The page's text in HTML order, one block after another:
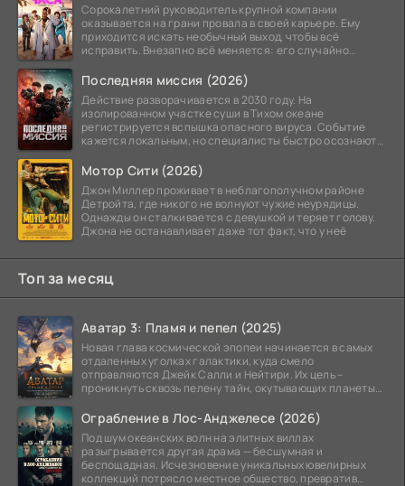
Сорокалетний руководитель крупной компании
оказывается на грани провала в своей карьере. Ему
приходится искать необычный выход, чтобы всё
исправить. Внезапно всё меняется: его случайно
Последняя миссия (2026)
Действие разворачивается в 2030 году. На
изолированном участке суши в Тихом океане
регистрируется вспышка опасного вируса. Событие
кажется локальным, но специалисты быстро осознают:
Мотор Сити (2026)
Джон Миллер проживает в неблагополучном районе
Детройта, где никого не волнуют чужие неурядицы.
Однажды он сталкивается с девушкой и теряет голову.
Джона не останавливает даже тот факт, что у неё
Топ за месяц
Аватар 3: Пламя и пепел (2025)
Новая глава космической эпопеи начинается в самых
отдаленных уголках галактики, куда смело
отправляются Джейк Салли и Нейтири. Их цель –
проникнуть сквозь пелену тайн, окутывающих планеты
Ограбление в Лос-Анджелесе (2026)
Под шум океанских волн на элитных виллах
разыгрывается другая драма — бесшумная и
беспощадная. Исчезновение уникальных ювелирных
коллекций потрясло местное общество, превратив